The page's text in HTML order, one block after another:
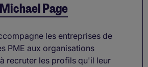
Michael Page
les entreprises de
PME aux organisations
recruter les profils qu'il leur